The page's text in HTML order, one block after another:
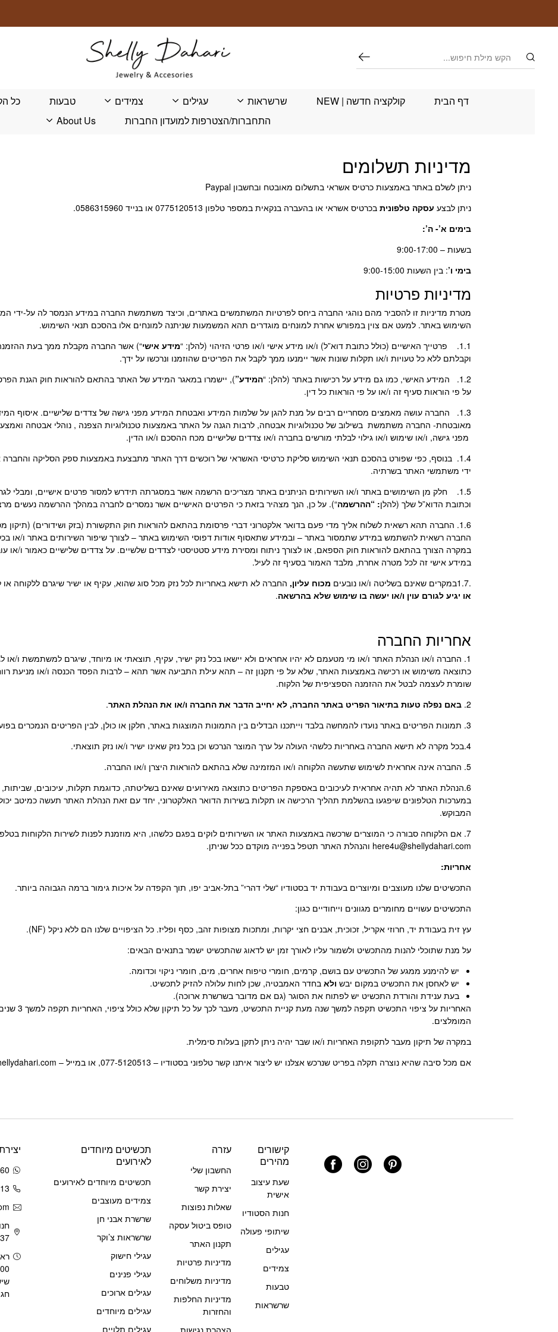
חיפוש
דף הבית קולקציה חדשה | NEW שרשראות עגילים צמידים טבעות כל
התחברות/הצטרפות למועדון החברות
About Us
מדיניות תשלומים
ניתן לשלם באתר באמצעות כרטיס אשראי בתשלום מאובטח ובחשבון Paypal
ניתן לבצע עסקה טלפונית בכרטיס אשראי או בהעברה בנקאית במספר טלפון 0775120513 או בנייד 0586315960.
בימים א’- ה’:
בשעות – 9:00-17:00
בימי ו’: בין השעות 9:00-15:00
מדיניות פרטיות
מטרת מדיניות זו להסביר מהם נוהגי החברה ביחס לפרטיות המשתמשים באתרים, וכיצד משתמשת החברה במידע הנמסר לה על-ידי
השימוש באתר. למעט אם צוין במפורש אחרת למונחים מוגדרים תהא המשמעות שניתנה למונחים אלו בהסכם תנאי השימוש.
1.1. פרטייך האישיים (כולל כתובת דוא”ל) ו/או מידע אישי ו/או פרטי הזיהוי (להלן: “
מידע אישי“) אשר החברה מקבלת ממך בעת
וקבלתם ללא כל טעויות ו/או תקלות שונות אשר יימנעו ממך לקבל את הפריטים שהוזמנו ונרכשו על ידך.
1.2. המידע האישי, כמו גם מידע על רכישות באתר (להלן: “
המידע”
על פי הוראות סעיף זה ו/או על פי הוראות כל דין.
1.3. החברה עושה מאמצים מסחריים רבים על מנת להגן על שלמות המידע ואבטחת המידע מפני גישה של צדדים שלישיים. איסוף
מאובטחת- החברה משתמשת בשילוב של טכנולוגיות אבטחה, לרבות הגנה על האתר באמצעות טכנולוגיות הצפנה , נוהלי אבטחה
מפני גישה, ו/או שימוש ו/או גילוי לבלתי מורשים בחברה ו/או צדדים שלישיים מכח ההסכם ו/או הדין.
1.4. בנוסף, כפי שפורט בהסכם תנאי השימוש סליקת כרטיסי האשראי של רוכשים דרך האתר מתבצעת באמצעות ספק הסליקה והחברה
ידי משתמשי האתר בשרתיה.
1.5. חלק מן השימושים באתר ו/או השירותים הניתנים באתר מצריכים הרשמה אשר במסגרתה תידרש למסור פרטים אישיים, ומבלי
וכתובת הדוא”ל שלך (להלן: “ההרשמה“). על כן, הנך מצהיר בזאת כי הפרטים האישיים אשר נמסרים לחברה במהלך ההרשמה נעשים
1.6. החברה תהא רשאית לשלוח אליך מדי פעם בדואר אלקטרוני דברי פרסומת בהתאם להוראות חוק התקשורת (בזק ושידורים) (תיקון מס’ 40), התשס”ח-2008 (“
החברה רשאית להשתמש במידע שתמסור באתר – ובמידע שתאסוף אודות דפוסי השימוש באתר – לצורך שיפור השירותים באתר ו/או
במקרה הצורך בהתאם להוראות חוק הספאם, או לצורך ניתוח ומסירת מידע סטטיסטי לצדדים שלשיים. על צדדים שלישיים כאמור ו/
במידע אישי זה לכל מטרה אחרת, מלבד האמור בסעיף זה לעיל.
.1.7במקרים שאינם בשליטה ו/או נובעים
מכוח עליון, החברה לא תישא באחריות לכל נזק מכל סוג שהוא, עקיף או ישיר שיגרם ללקוחה
או יגיע לגורם עוין ו/או יעשה בו שימוש שלא בהרשאה.
אחריות החברה
1. החברה ו/או הנהלת האתר ו/או מי מטעמם לא יהיו אחראים ולא יישאו בכל נזק ישיר, עקיף, תוצאתי או מיוחד, שיגרם למשתמשת ו/או
כתוצאה משימוש או רכישה באמצעות האתר, שלא על פי תקנון זה – תהא עילת התביעה אשר תהא – לרבות הפסד הכנסה ו/או מניעת
שומרת לעצמה לבטל את ההזמנה הספציפית של הלקוח.
2. באם נפלה טעות בתיאור הפריט באתר החברה, לא יחייב הדבר את החברה ו/או את הנהלת האתר.
3. תמונות הפריטים באתר נועדו להמחשה בלבד וייתכנו הבדלים בין התמונות המוצגות באתר, חלקן או כולן, לבין הפריטים הנמכרים בפועל.
4.בכל מקרה לא תישא החברה באחריות כלשהי העולה על ערך המוצר הנרכש וכן בכל נזק שאינו ישיר ו/או נזק תוצאתי.
5. החברה אינה אחראית לשימוש שתעשה הלקוחה ו/או המזמינה שלא בהתאם להוראות היצרן ו/או החברה.
6.הנהלת האתר לא תהיה אחראית לעיכובים באספקת הפריטים כתוצאה מאירועים שאינם בשליטתה, כדוגמת תקלות, עיכובים,
במערכות הטלפונים שיפגעו בהשלמת תהליך הרכישה או תקלות בשירות הדואר האלקטרוני, יחד עם זאת הנהלת האתר תעשה כמיטב
המבוקש.
here4u@shellydahari.com והנהלת האתר תטפל בפנייה מוקדם ככל שניתן.
אחריות:
התכשיטים שלנו מעוצבים ומיוצרים בעבודת יד בסטודיו “שלי דהרי” בתל-אביב יפו, תוך הקפדה על איכות גימור ברמה הגבוהה ביותר.
התכשיטים עשויים מחומרים מגוונים וייחודיים כגון:
עץ זית בעבודת יד, חרוזי אקריל, זכוכית, אבנים חצי יקרות, ומתכות מצופות זהב, כסף ופליז. כל הציפויים שלנו הם ללא ניקל (NF).
על מנת שתוכלי להנות מהתכשיט ולשמור עליו לאורך זמן יש לדאוג שהתכשיט ישמר בתנאים הבאים:
יש להימנע ממגע של התכשיט עם בושם, קרמים, חומרי טיפוח אחרים, מים, חומרי ניקוי וכדומה.
יש לאחסן את התכשיט במקום יבש ולא בחדר האמבטיה, שכן לחות עלולה להזיק לתכשיט.
בעת ענידת והורדת התכשיט יש לפתוח את הסוגר (גם אם מדובר בשרשרת ארוכה).
האחריות על
המומלצים.
במקרה של תיקון מעבר לתקופת האחריות ו/או שבר יהיה ניתן לתקן בעלות סימלית.
אם מכל סיבה שהיא נוצרה תקלה בפריט שנרכש אצלנו יש ליצור איתנו קשר טלפוני בסטודיו – 077-5120513, או במייל – here4u@shellydahari.com.
קישורים
מהירים
שעת עיצוב
אישית
חנות הסטודיו
שיתופי פעולה
עגילים
צמידים
טבעות
שרשראות
עזרה
החשבון שלי
יצירת קשר
שאלות נפוצות
טופס ביטול עסקה
תקנון האתר
מדיניות פרטיות
מדיניות משלוחים
מדיניות החלפות
והחזרות
הצהרת נגישות
תכשיטים מיוחדים
לאירועים
תכשיטים מיוחדים לאירועים
צמידים מעוצבים
שרשרת אבני חן
שרשראות צ’וקר
עגילי חישוק
עגילי פנינים
עגילים ארוכים
עגילים מיוחדים
עגילים תלויים
37 , יפו
חג: 9:00 -